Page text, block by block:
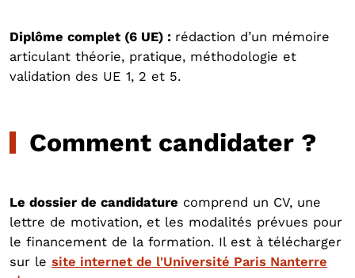
Diplôme complet (6 UE) : rédaction d’un mémoire
articulant théorie, pratique, méthodologie et
validation des UE 1, 2 et 5.
Comment candidater ?
Le dossier de candidature comprend un CV, une
lettre de motivation, et les modalités prévues pour
le financement de la formation. Il est à télécharger
sur le site internet de l'Université Paris Nanterre